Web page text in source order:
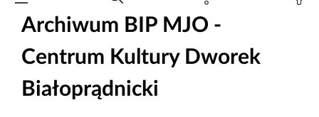
Archiwum BIP MJO -
Centrum Kultury Dworek
Białoprądnicki